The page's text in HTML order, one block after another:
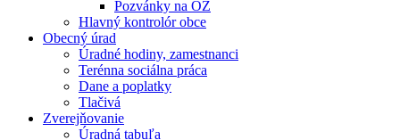
Pozvánky na OZ
Hlavný kontrolór obce
Obecný úrad
Úradné hodiny, zamestnanci
Terénna sociálna práca
Dane a poplatky
Tlačivá
Zverejňovanie
Úradná tabuľa